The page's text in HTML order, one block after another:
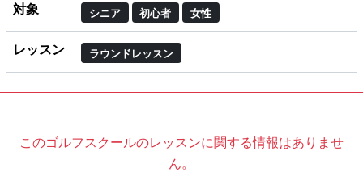
対象 シニア 初心者 女性
レッスン ラウンドレッスン
このゴルフスクールのレッスンに関する情報はありませ
ん。